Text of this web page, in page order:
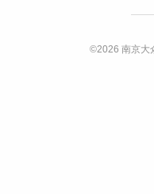
©2026 南京大